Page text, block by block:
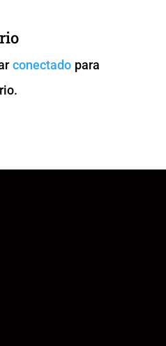
k
er
conectado para